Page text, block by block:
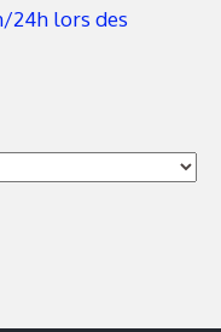
24h lors des